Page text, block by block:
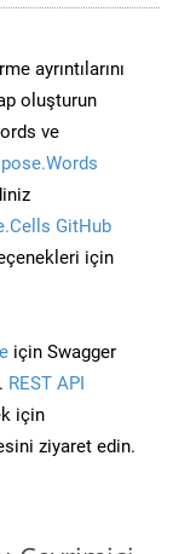
ayrıntılarını
oluşturun
ve
GitHub
için
için Swagger
REST API
için
ziyaret edin.